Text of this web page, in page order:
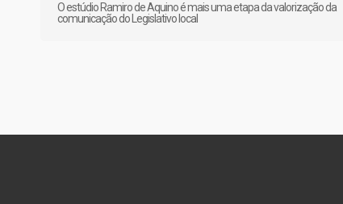
O estúdio Ramiro de Aquino é mais uma etapa da valorização da
comunicação do Legislativo local